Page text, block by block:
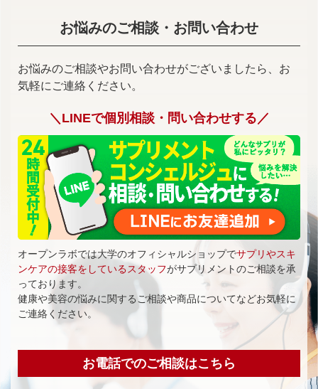
お悩みのご相談・お問い合わせ
お悩みのご相談やお問い合わせがございましたら、お
気軽にご連絡ください。
＼LINEで個別相談・問い合わせする／
オープンラボでは大学のオフィシャルショップでサプリやスキ
ンケアの接客をしているスタッフがサプリメントのご相談を承
っております。
健康や美容の悩みに関するご相談や商品についてなどお気軽に
ご連絡ください。
お電話でのご相談はこちら